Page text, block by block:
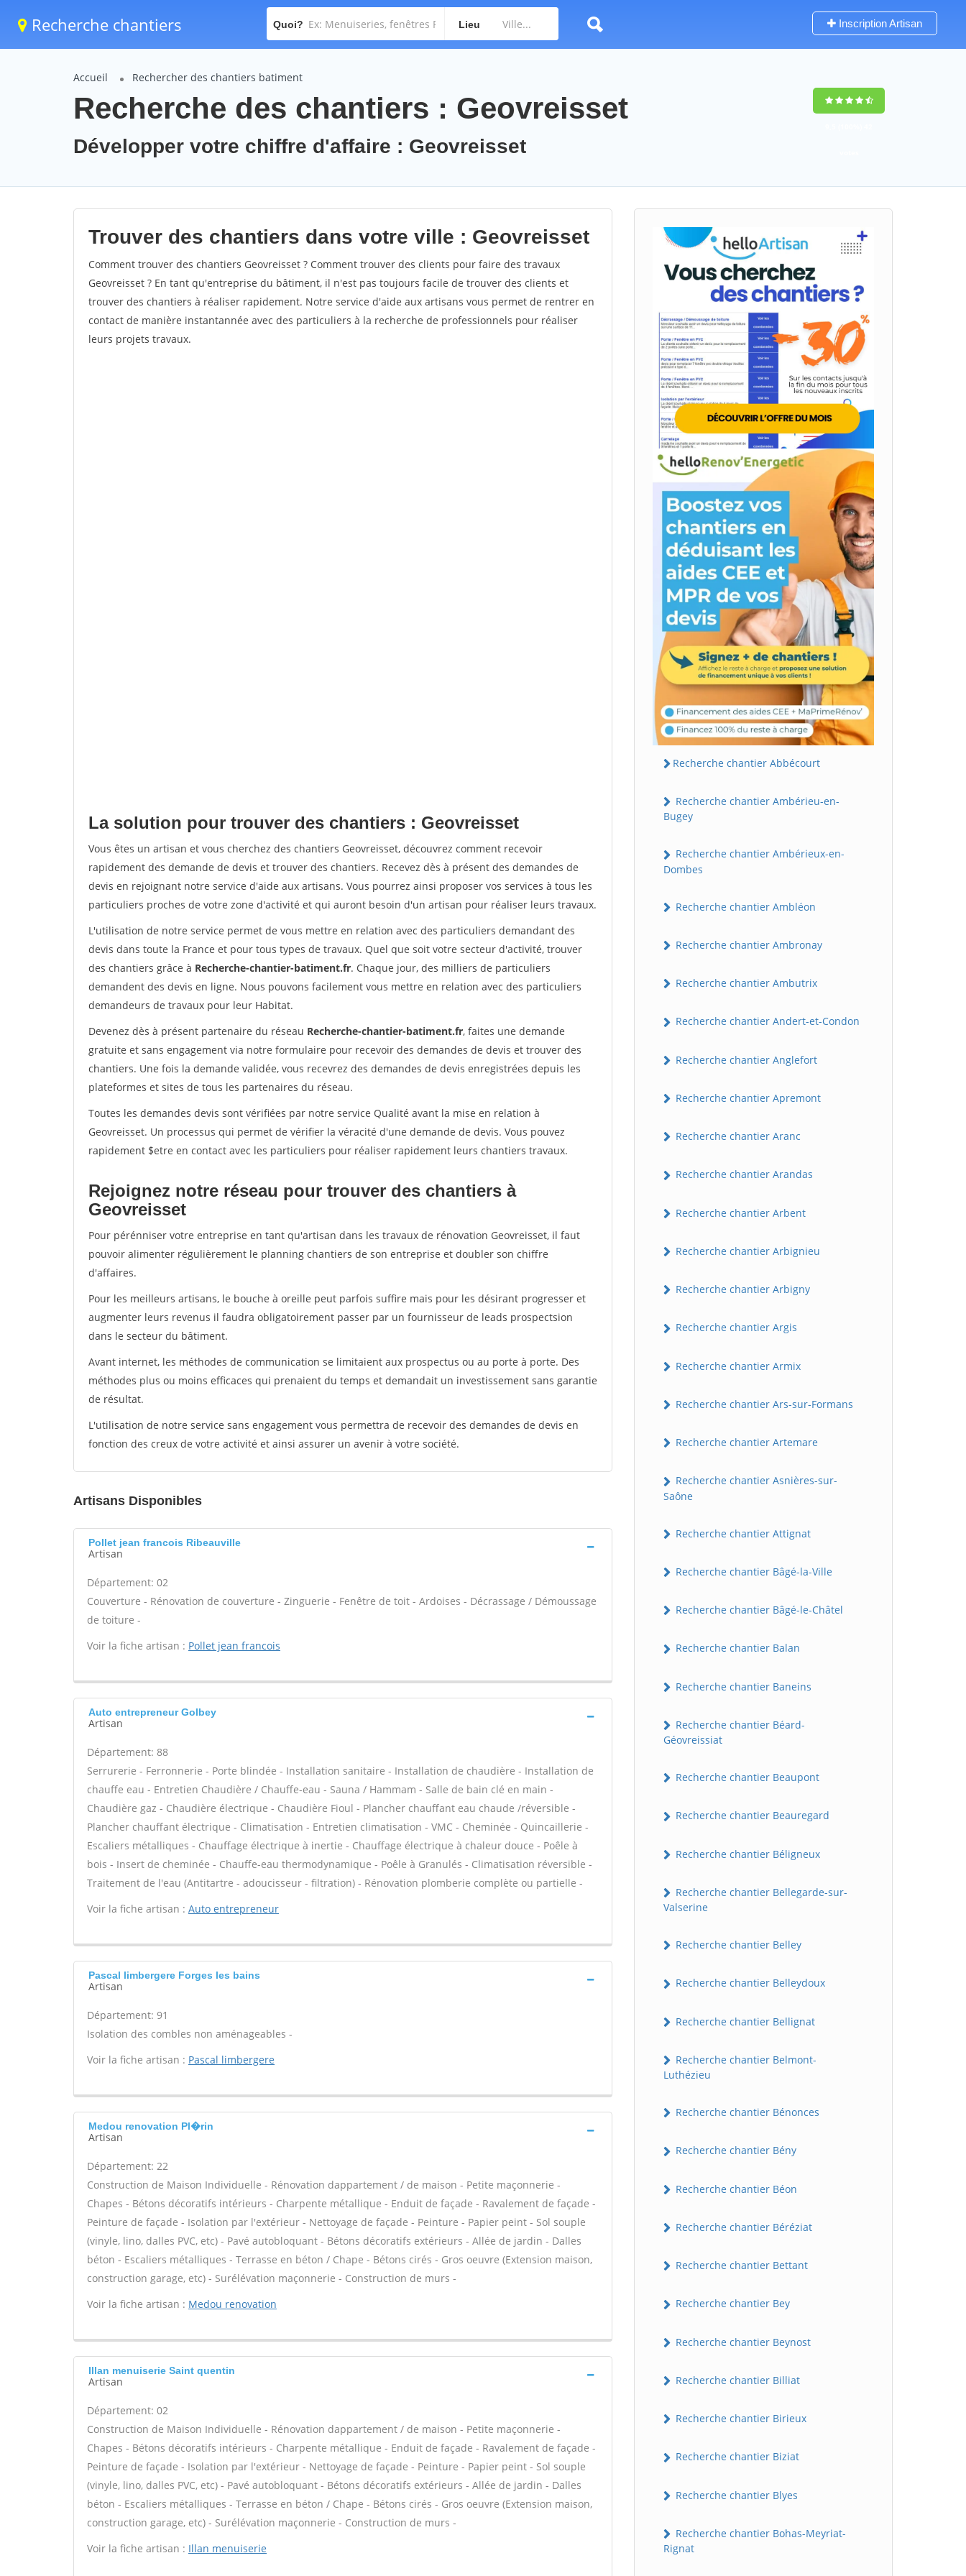
Recherche chantiers Quoi? Lieu Inscription Artisan
Accueil Rechercher des chantiers batiment
Recherche des chantiers : Geovreisset
Développer votre chiffre d'affaire : Geovreisset
Trouver des chantiers dans votre ville : Geovreisset
Comment trouver des chantiers Geovreisset ? Comment trouver des clients pour faire des travaux
Geovreisset ? En tant qu'entreprise du bâtiment, il n'est pas toujours facile de trouver des clients et
trouver des chantiers à réaliser rapidement. Notre service d'aide aux artisans vous permet de rentrer en
contact de manière instantannée avec des particuliers à la recherche de professionnels pour réaliser
leurs projets travaux.
La solution pour trouver des chantiers : Geovreisset
Vous êtes un artisan et vous cherchez des chantiers Geovreisset, découvrez comment recevoir
rapidement des demande de devis et trouver des chantiers. Recevez dès à présent des demandes de
devis en rejoignant notre service d'aide aux artisans. Vous pourrez ainsi proposer vos services à tous les
particuliers proches de votre zone d'activité et qui auront besoin d'un artisan pour réaliser leurs travaux.
L'utilisation de notre service permet de vous mettre en relation avec des particuliers demandant des
devis dans toute la France et pour tous types de travaux. Quel que soit votre secteur d'activité, trouver
des chantiers grâce à Recherche-chantier-batiment.fr. Chaque jour, des milliers de particuliers
demandent des devis en ligne. Nous pouvons facilement vous mettre en relation avec des particuliers
demandeurs de travaux pour leur Habitat.
Devenez dès à présent partenaire du réseau Recherche-chantier-batiment.fr, faites une demande
gratuite et sans engagement via notre formulaire pour recevoir des demandes de devis et trouver des
chantiers. Une fois la demande validée, vous recevrez des demandes de devis enregistrées depuis les
plateformes et sites de tous les partenaires du réseau.
Toutes les demandes devis sont vérifiées par notre service Qualité avant la mise en relation à
Geovreisset. Un processus qui permet de vérifier la véracité d'une demande de devis. Vous pouvez
rapidement $etre en contact avec les particuliers pour réaliser rapidement leurs chantiers travaux.
Rejoignez notre réseau pour trouver des chantiers à
Geovreisset
Pour pérénniser votre entreprise en tant qu'artisan dans les travaux de rénovation Geovreisset, il faut
pouvoir alimenter régulièrement le planning chantiers de son entreprise et doubler son chiffre
d'affaires.
Pour les meilleurs artisans, le bouche à oreille peut parfois suffire mais pour les désirant progresser et
augmenter leurs revenus il faudra obligatoirement passer par un fournisseur de leads prospectsion
dans le secteur du bâtiment.
Avant internet, les méthodes de communication se limitaient aux prospectus ou au porte à porte. Des
méthodes plus ou moins efficaces qui prenaient du temps et demandait un investissement sans garantie
de résultat.
L'utilisation de notre service sans engagement vous permettra de recevoir des demandes de devis en
fonction des creux de votre activité et ainsi assurer un avenir à votre société.
Artisans Disponibles
Pollet jean francois Ribeauville
Artisan
Département: 02
Couverture - Rénovation de couverture - Zinguerie - Fenêtre de toit - Ardoises - Décrassage / Démoussage
de toiture -
Voir la fiche artisan : Pollet jean francois
Auto entrepreneur Golbey
Artisan
Département: 88
Serrurerie - Ferronnerie - Porte blindée - Installation sanitaire - Installation de chaudière - Installation de
chauffe eau - Entretien Chaudière / Chauffe-eau - Sauna / Hammam - Salle de bain clé en main -
Chaudière gaz - Chaudière électrique - Chaudière Fioul - Plancher chauffant eau chaude /réversible -
Plancher chauffant électrique - Climatisation - Entretien climatisation - VMC - Cheminée - Quincaillerie -
Escaliers métalliques - Chauffage électrique à inertie - Chauffage électrique à chaleur douce - Poêle à
bois - Insert de cheminée - Chauffe-eau thermodynamique - Poêle à Granulés - Climatisation réversible -
Traitement de l'eau (Antitartre - adoucisseur - filtration) - Rénovation plomberie complète ou partielle -
Voir la fiche artisan : Auto entrepreneur
Pascal limbergere Forges les bains
Artisan
Département: 91
Isolation des combles non aménageables -
Voir la fiche artisan : Pascal limbergere
Medou renovation Pl�rin
Artisan
Département: 22
Construction de Maison Individuelle - Rénovation dappartement / de maison - Petite maçonnerie -
Chapes - Bétons décoratifs intérieurs - Charpente métallique - Enduit de façade - Ravalement de façade -
Peinture de façade - Isolation par l'extérieur - Nettoyage de façade - Peinture - Papier peint - Sol souple
(vinyle, lino, dalles PVC, etc) - Pavé autobloquant - Bétons décoratifs extérieurs - Allée de jardin - Dalles
béton - Escaliers métalliques - Terrasse en béton / Chape - Bétons cirés - Gros oeuvre (Extension maison,
construction garage, etc) - Surélévation maçonnerie - Construction de murs -
Voir la fiche artisan : Medou renovation
Illan menuiserie Saint quentin
Artisan
Département: 02
Construction de Maison Individuelle - Rénovation dappartement / de maison - Petite maçonnerie -
Chapes - Bétons décoratifs intérieurs - Charpente métallique - Enduit de façade - Ravalement de façade -
Peinture de façade - Isolation par l'extérieur - Nettoyage de façade - Peinture - Papier peint - Sol souple
(vinyle, lino, dalles PVC, etc) - Pavé autobloquant - Bétons décoratifs extérieurs - Allée de jardin - Dalles
béton - Escaliers métalliques - Terrasse en béton / Chape - Bétons cirés - Gros oeuvre (Extension maison,
construction garage, etc) - Surélévation maçonnerie - Construction de murs -
Voir la fiche artisan : Illan menuiserie
Recherche chantier Abbécourt
Recherche chantier Ambérieu-en-
Bugey
Recherche chantier Ambérieux-en-
Dombes
Recherche chantier Ambléon
Recherche chantier Ambronay
Recherche chantier Ambutrix
Recherche chantier Andert-et-Condon
Recherche chantier Anglefort
Recherche chantier Apremont
Recherche chantier Aranc
Recherche chantier Arandas
Recherche chantier Arbent
Recherche chantier Arbignieu
Recherche chantier Arbigny
Recherche chantier Argis
Recherche chantier Armix
Recherche chantier Ars-sur-Formans
Recherche chantier Artemare
Recherche chantier Asnières-sur-
Saône
Recherche chantier Attignat
Recherche chantier Bâgé-la-Ville
Recherche chantier Bâgé-le-Châtel
Recherche chantier Balan
Recherche chantier Baneins
Recherche chantier Béard-
Géovreissiat
Recherche chantier Beaupont
Recherche chantier Beauregard
Recherche chantier Béligneux
Recherche chantier Bellegarde-sur-
Valserine
Recherche chantier Belley
Recherche chantier Belleydoux
Recherche chantier Bellignat
Recherche chantier Belmont-
Luthézieu
Recherche chantier Bénonces
Recherche chantier Bény
Recherche chantier Béon
Recherche chantier Béréziat
Recherche chantier Bettant
Recherche chantier Bey
Recherche chantier Beynost
Recherche chantier Billiat
Recherche chantier Birieux
Recherche chantier Biziat
Recherche chantier Blyes
Recherche chantier Bohas-Meyriat-
Rignat